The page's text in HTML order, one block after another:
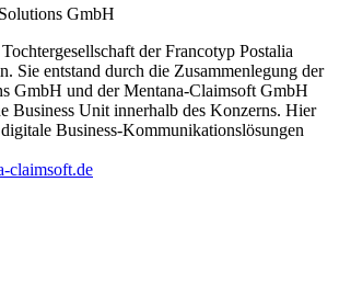
GmbH
der Francotyp Postalia
Sie entstand durch die Zusammenlegung der
GmbH und der Mentana-Claimsoft GmbH
Business Unit innerhalb des Konzerns. Hier
Business-Kommunikationslösungen
claimsoft.de